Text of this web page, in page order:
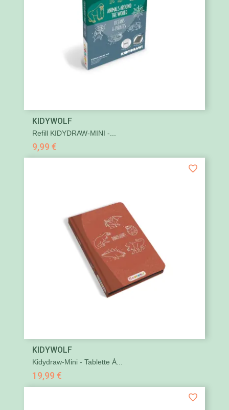
KIDYWOLF
Refill KIDYDRAW-MINI -...
9,99 €
KIDYWOLF
Kidydraw-Mini - Tablette À...
19,99 €